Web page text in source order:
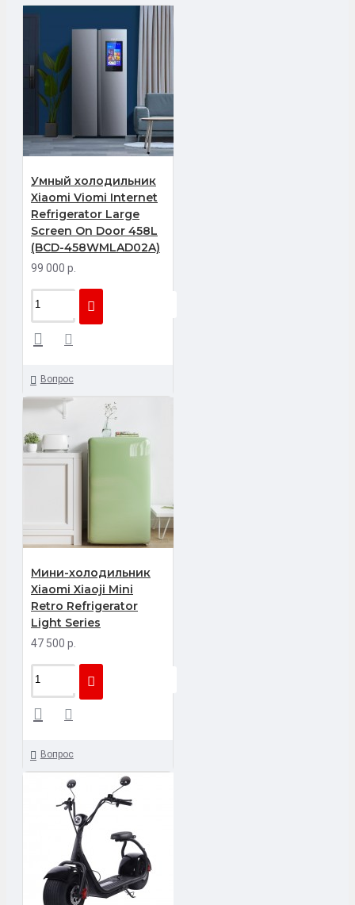
Умный холодильник
Xiaomi Viomi Internet
Refrigerator Large
Screen On Door 458L
(BCD-458WMLAD02A)
99 000 р.
Вопрос
Мини-холодильник
Xiaomi Xiaoji Mini
Retro Refrigerator
Light Series
47 500 р.
Вопрос